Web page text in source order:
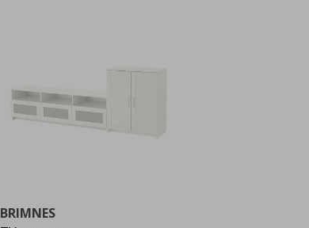
BRIMNES